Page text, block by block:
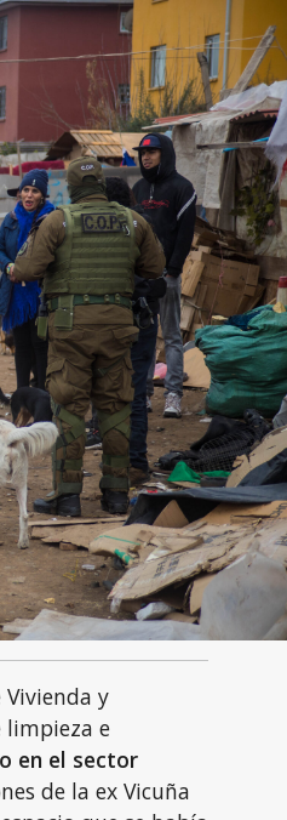
y
limpieza e
en el sector
de la ex Vicuña